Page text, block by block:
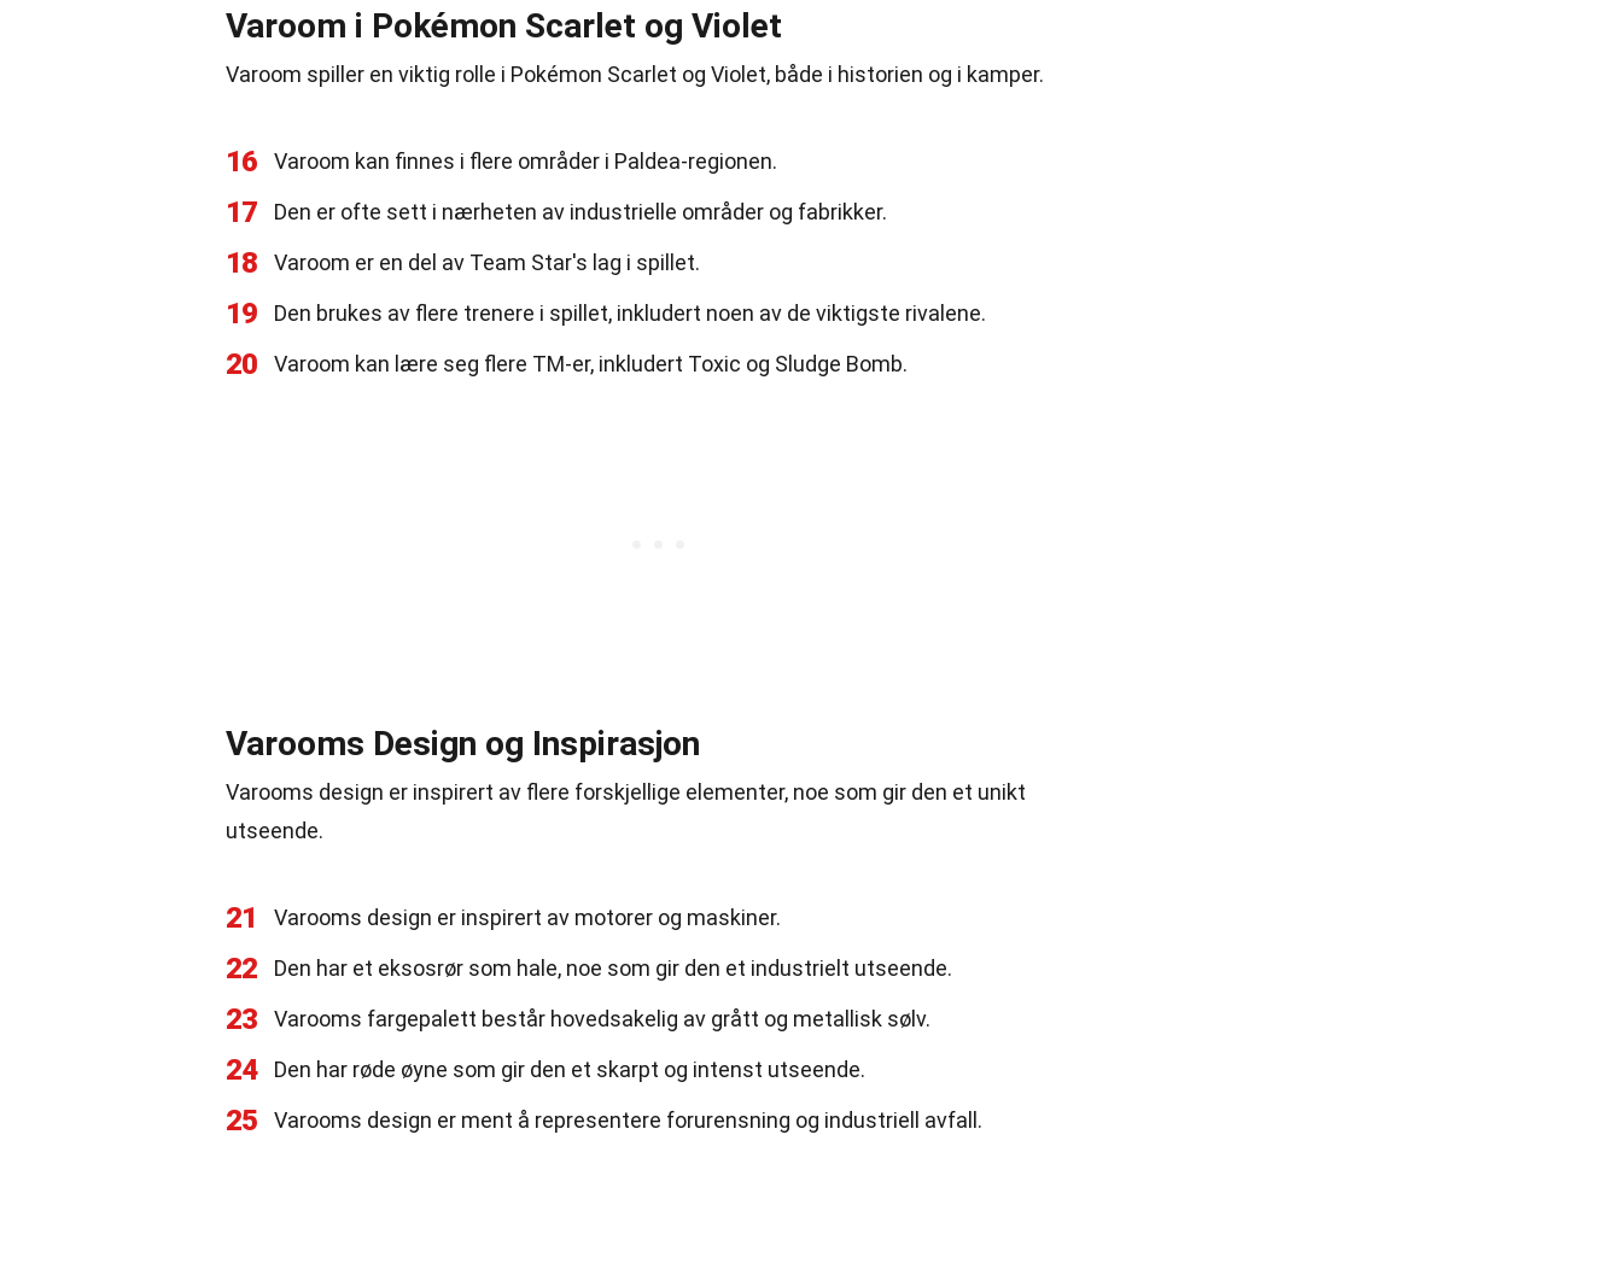
Varoom i Pokémon Scarlet og Violet
Varoom spiller en viktig rolle i Pokémon Scarlet og Violet, både i historien og i kamper.
16 Varoom kan finnes i flere områder i Paldea-regionen.
17 Den er ofte sett i nærheten av industrielle områder og fabrikker.
18 Varoom er en del av Team Star's lag i spillet.
19 Den brukes av flere trenere i spillet, inkludert noen av de viktigste rivalene.
20 Varoom kan lære seg flere TM-er, inkludert Toxic og Sludge Bomb.
Varooms Design og Inspirasjon
Varooms design er inspirert av flere forskjellige elementer, noe som gir den et unikt
utseende.
21 Varooms design er inspirert av motorer og maskiner.
22 Den har et eksosrør som hale, noe som gir den et industrielt utseende.
23 Varooms fargepalett består hovedsakelig av grått og metallisk sølv.
24 Den har røde øyne som gir den et skarpt og intenst utseende.
25 Varooms design er ment å representere forurensning og industriell avfall.